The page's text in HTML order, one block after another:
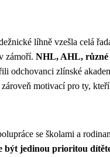
líhně vzešla celá
zámoří. NHL, AHL, různé
odchovanci zlínské
motivací pro ty,
se školami a
být jedinou prioritou